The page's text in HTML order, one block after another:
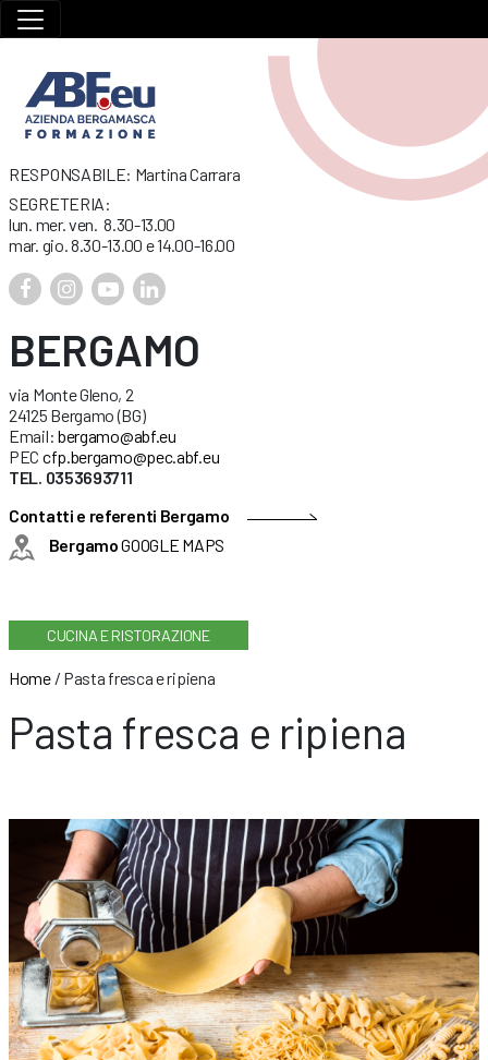
RESPONSABILE: Martina Carrara
SEGRETERIA:
lun. mer. ven. 8.30-13.00
mar. gio. 8.30-13.00 e 14.00-16.00
BERGAMO
via Monte Gleno, 2
24125 Bergamo (BG)
Email: bergamo@abf.eu
PEC cfp.bergamo@pec.abf.eu
TEL. 0353693711
Contatti e referenti Bergamo
BergamoGOOGLE MAPS
CUCINA E RISTORAZIONE
Home/ Pasta fresca e ripiena
Pasta fresca e ripiena